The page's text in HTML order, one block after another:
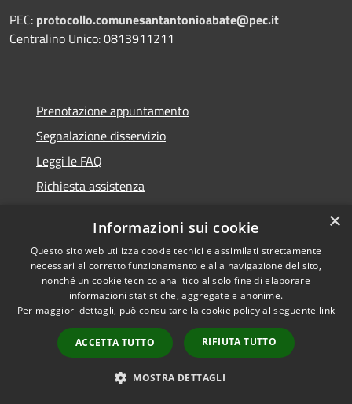
PEC: protocollo.comunesantantonioabate@pec.it
Centralino Unico: 0813911211
Prenotazione appuntamento
Segnalazione disservizio
Leggi le FAQ
Richiesta assistenza
Amministrazione trasparente
Albo pretorio
Informativa privacy
Note legali
Dichiarazione di accessibilità
×
Informazioni sui cookie
Questo sito web utilizza cookie tecnici e assimilati strettamente
necessari al corretto funzionamento e alla navigazione del sito,
nonché un cookie tecnico analitico al solo fine di elaborare
informazioni statistiche, aggregate e anonime.
Per maggiori dettagli, può consultare la cookie policy al seguente link
ACCETTA TUTTO RIFIUTA TUTTO
MOSTRA DETTAGLI